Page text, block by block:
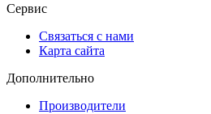
Сервис
Связаться с нами
Карта сайта
Дополнительно
Производители